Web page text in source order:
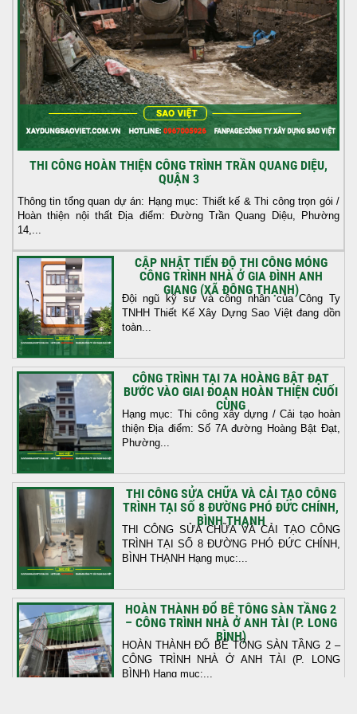
THI CÔNG HOÀN THIỆN CÔNG TRÌNH TRẦN QUANG DIỆU,
QUẬN 3
Thông tin tổng quan dự án: Hạng mục: Thiết kế & Thi công trọn gói /
Hoàn thiện nội thất Địa điểm: Đường Trần Quang Diệu, Phường
14,...
CẬP NHẬT TIẾN ĐỘ THI CÔNG MÓNG
CÔNG TRÌNH NHÀ Ở GIA ĐÌNH ANH
GIANG (XÃ ĐÔNG THẠNH)
Đội ngũ kỹ sư và công nhân của Công Ty
TNHH Thiết Kế Xây Dựng Sao Việt đang dồn
toàn...
CÔNG TRÌNH TẠI 7A HOÀNG BẬT ĐẠT
BƯỚC VÀO GIAI ĐOẠN HOÀN THIỆN CUỐI
CÙNG
Hạng mục: Thi công xây dựng / Cải tạo hoàn
thiện Địa điểm: Số 7A đường Hoàng Bật Đạt,
Phường...
THI CÔNG SỬA CHỮA VÀ CẢI TẠO CÔNG
TRÌNH TẠI SỐ 8 ĐƯỜNG PHÓ ĐỨC CHÍNH,
BÌNH THẠNH
THI CÔNG SỬA CHỮA VÀ CẢI TẠO CÔNG
TRÌNH TẠI SỐ 8 ĐƯỜNG PHÓ ĐỨC CHÍNH,
BÌNH THẠNH Hạng mục:...
HOÀN THÀNH ĐỔ BÊ TÔNG SÀN TẦNG 2
– CÔNG TRÌNH NHÀ Ở ANH TÀI (P. LONG
BÌNH)
HOÀN THÀNH ĐỔ BÊ TÔNG SÀN TẦNG 2 –
CÔNG TRÌNH NHÀ Ở ANH TÀI (P. LONG
BÌNH) Hạng mục:...